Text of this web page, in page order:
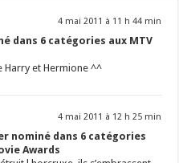
4 mai 2011 à 11 h 44 min
dans 6 catégories aux MTV
Harry et Hermione ^^
4 mai 2011 à 12 h 25 min
nominé dans 6 catégories
Awards